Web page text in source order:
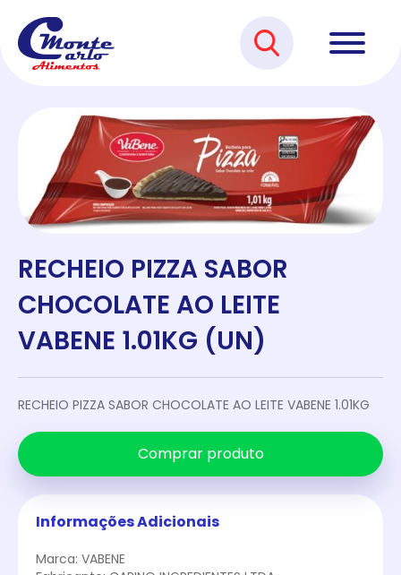
RECHEIO PIZZA SABOR
CHOCOLATE AO LEITE
VABENE 1.01KG (UN)
RECHEIO PIZZA SABOR CHOCOLATE AO LEITE VABENE 1.01KG
Comprar produto
Informações Adicionais
Marca: VABENE